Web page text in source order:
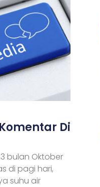
Di
bulan Oktober
di pagi hari,
suhu air